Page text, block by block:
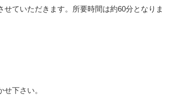
ていただきます。所要時間は約60分となりま
下さい。